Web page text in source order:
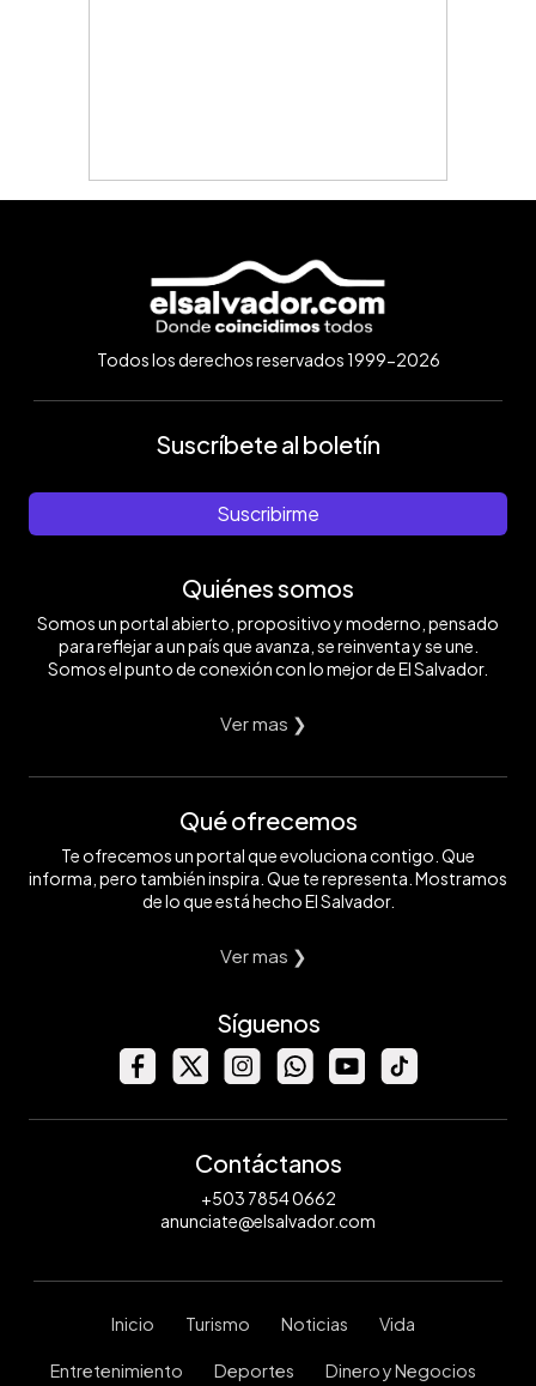
Todos los derechos reservados 1999-2026
Suscríbete al boletín
Suscribirme
Quiénes somos
Somos un portal abierto, propositivo y moderno, pensado
para reflejar a un país que avanza, se reinventa y se une.
Somos el punto de conexión con lo mejor de El Salvador.
Ver mas ❯
Qué ofrecemos
Te ofrecemos un portal que evoluciona contigo. Que
informa, pero también inspira. Que te representa. Mostramos
de lo que está hecho El Salvador.
Ver mas ❯
Síguenos
Contáctanos
+503 7854 0662
anunciate@elsalvador.com
Inicio Turismo Noticias Vida
Entretenimiento Deportes Dinero y Negocios